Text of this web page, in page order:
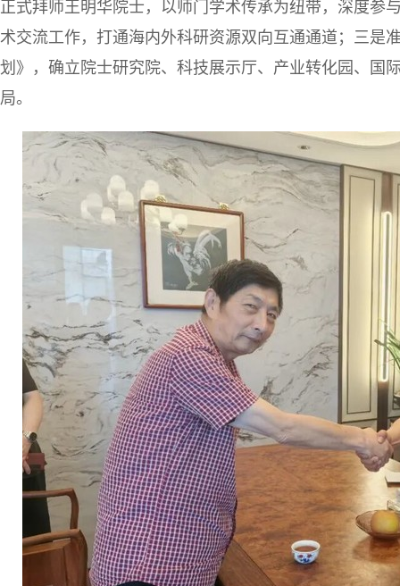
正式拜师王明华院士，以师门学术传承为纽带，深度参
术交流工作，打通海内外科研资源双向互通通道；三是
划》，确立院士研究院、科技展示厅、产业转化园、国
局。